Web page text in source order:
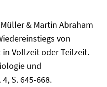
& Martin Abraham
von
Vollzeit oder Teilzeit.
und
S. 645-668.